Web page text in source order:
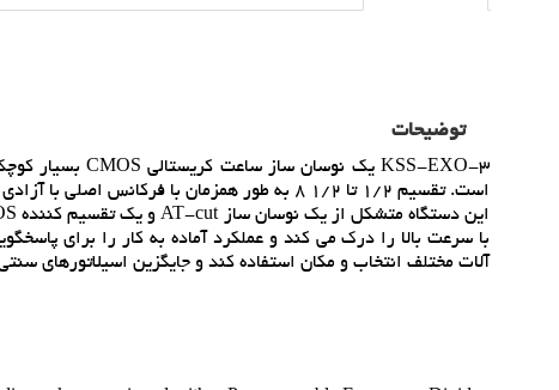
توضیحات
است. تقسيم 1/2 تا 1/2 8 به طور همزمان با فرکانس اصلي با آزادي کاربر با اين دستگاه انقلابي قابل دستيابي است.
با سرعت بالا را درک مي کند و عملکرد آماده به کار را براي
آلات مختلف انتخاب و مکان استفاده کند و جايگزين اسيلاتورهاي